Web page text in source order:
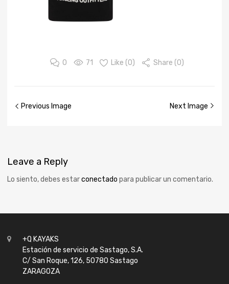
0 71 Like (0) Share (0)
Previous Image Next Image
Leave a Reply
Lo siento, debes estarconectado para publicar un comentario.
+Q KAYAKS
Estación de servicio de Sastago, S.A.
C/ San Roque, 126, 50780 Sastago
ZARAGOZA